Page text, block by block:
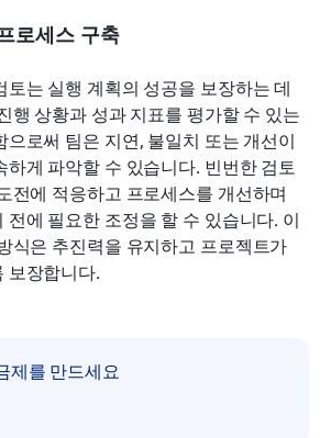
로세스 구축
토는 실행 계획의 성공을 보장하는 데
행 상황과 성과 지표를 평가할 수 있는
으로써 팀은 지연, 불일치 또는 개선이
하게 파악할 수 있습니다. 빈번한 검토
전에 적응하고 프로세스를 개선하며
전에 필요한 조정을 할 수 있습니다. 이
식은 추진력을 유지하고 프로젝트가
보장합니다.
제를 만드세요